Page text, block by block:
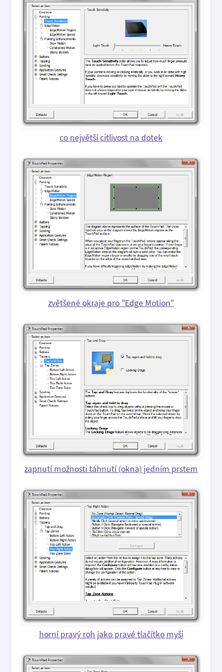
co největší citlivost na dotek
zvětšené okraje pro "Edge Motion"
zapnutí možnosti táhnutí (okna) jedním prstem
horní pravý roh jako pravé tlačítko myši